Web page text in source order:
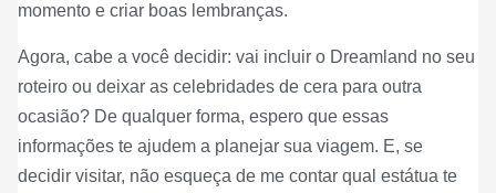
momento e criar boas lembranças.
Agora, cabe a você decidir: vai incluir o Dreamland no seu
roteiro ou deixar as celebridades de cera para outra
ocasião? De qualquer forma, espero que essas
informações te ajudem a planejar sua viagem. E, se
decidir visitar, não esqueça de me contar qual estátua te